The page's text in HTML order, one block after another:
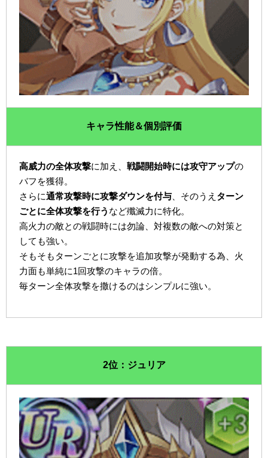
キャラ性能＆個別評価
高威力の全体攻撃に加え、戦闘開始時には攻守アップの
バフを獲得。
さらに通常攻撃時に攻撃ダウンを付与 、そのうえ ターン
ごとに全体攻撃を行う など殲滅力に特化。
高火力の敵との戦闘時には勿論、対複数の敵への対策と
しても強い。
そもそもターンごとに攻撃を追加攻撃が発動する為、火
力面も単純に1回攻撃のキャラの倍。
毎ターン全体攻撃を撒けるのはシンプルに強い。
2位：ジュリア